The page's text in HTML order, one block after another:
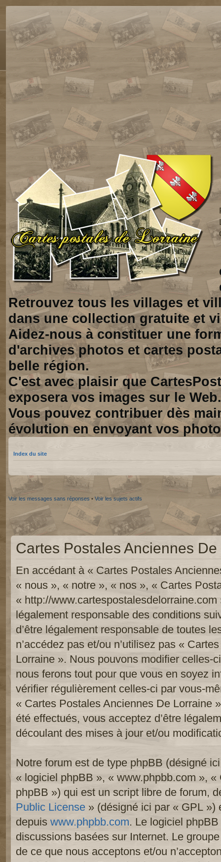
Retrouvez tous les villages et
dans une collection gratuite et
Aidez-nous à constituer une
d'archives photos et cartes
belle région.
C'est avec plaisir que
exposera vos images sur le Web.
Vous pouvez contribuer dès
évolution en envoyant vos
Index du site
Voir les messages sans réponses • Voir les sujets actifs
Cartes Postales Anciennes
En accédant à « Cartes Postales
« nous », « notre », « nos », « Cartes
« http://www.cartespostalesdelorraine.com
légalement responsable des conditions
d’être légalement responsable de toutes
n’accédez pas et/ou n’utilisez pas «
Lorraine ». Nous pouvons modifier celles-
nous ferons tout pour que vous en soyez
vérifier régulièrement celles-ci par vous-
« Cartes Postales Anciennes De Lorraine
été effectués, vous acceptez d’être
découlant des mises à jour et/ou
Notre forum est de type phpBB (désigné
« logiciel phpBB », « www.phpbb.com »,
phpBB ») qui est un script libre de forum,
Public License » (désigné ici par « GPL »)
depuis www.phpbb.com. Le logiciel
discussions basées sur Internet. Le
de ce que nous acceptons et/ou